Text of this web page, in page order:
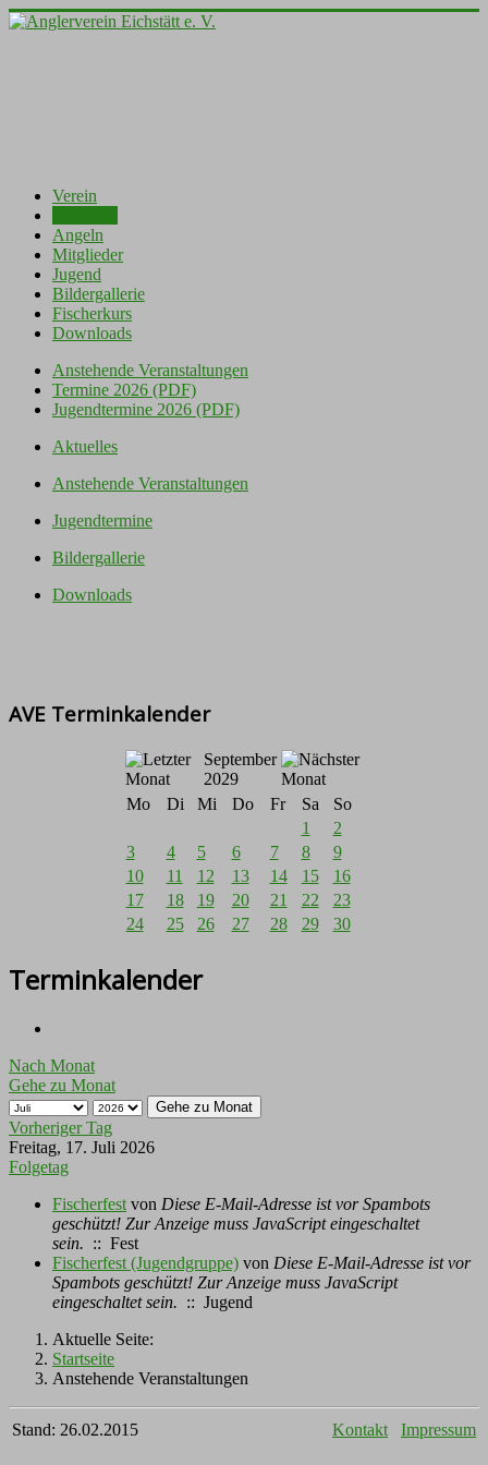
Verein
Angeln
Mitglieder
Jugend
Bildergallerie
Fischerkurs
Downloads
Anstehende Veranstaltungen
Termine 2026 (PDF)
Jugendtermine 2026 (PDF)
Aktuelles
Anstehende Veranstaltungen
Jugendtermine
Bildergallerie
Downloads
AVE Terminkalender
September
2029
Mo
Di Mi Do Fr Sa
So
1
2
3
4 5 6 7 8
9
10
11 12 13 14 15
16
17
18 19 20 21 22
23
24
25 26 27 28 29 30
Terminkalender
Nach Monat
Gehe zu Monat
Gehe zu Monat
Vorheriger Tag
Freitag, 17. Juli 2026
Folgetag
Fischerfest von Diese E-Mail-Adresse ist vor Spambots
geschützt! Zur Anzeige muss JavaScript eingeschaltet
sein. :: Fest
Fischerfest (Jugendgruppe) von Diese E-Mail-Adresse ist vor
Spambots geschützt! Zur Anzeige muss JavaScript
eingeschaltet sein. :: Jugend
Aktuelle Seite:
Startseite
Anstehende Veranstaltungen
Stand: 26.02.2015 Kontakt Impressum